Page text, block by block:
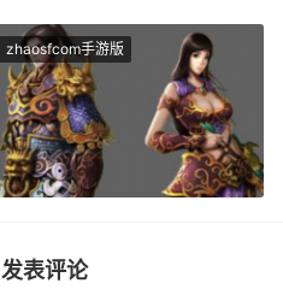
zhaosfcom手游版
发表评论